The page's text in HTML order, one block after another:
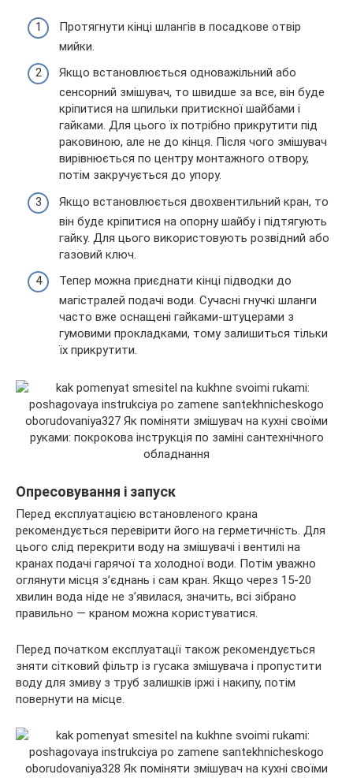
Протягнути кінці шлангів в посадкове отвір
мийки.
Якщо встановлюється одноважільний або
сенсорний змішувач, то швидше за все, він буде
кріпитися на шпильки притискної шайбами і
гайками. Для цього їх потрібно прикрутити під
раковиною, але не до кінця. Після чого змішувач
вирівнюється по центру монтажного отвору,
потім закручується до упору.
Якщо встановлюється двохвентильний кран, то
він буде кріпитися на опорну шайбу і підтягують
гайку. Для цього використовують розвідний або
газовий ключ.
Тепер можна приєднати кінці підводки до
магістралей подачі води. Сучасні гнучкі шланги
часто вже оснащені гайками-штуцерами з
гумовими прокладками, тому залишиться тільки
їх прикрутити.
Опресовування і запуск
Перед експлуатацією встановленого крана
рекомендується перевірити його на герметичність. Для
цього слід перекрити воду на змішувачі і вентилі на
кранах подачі гарячої та холодної води. Потім уважно
оглянути місця з’єднань і сам кран. Якщо через 15-20
хвилин вода ніде не з’явилася, значить, всі зібрано
правильно — краном можна користуватися.
Перед початком експлуатації також рекомендується
зняти сітковий фільтр із гусака змішувача і пропустити
воду для змиву з труб залишків іржі і накипу, потім
повернути на місце.